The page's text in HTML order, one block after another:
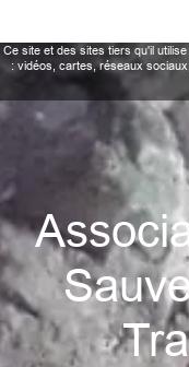
Ce site et des sites tiers qu'il
: vidéos, cartes, réseaux